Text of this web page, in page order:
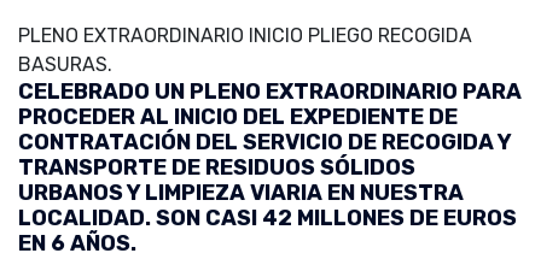
PLENO EXTRAORDINARIO INICIO PLIEGO RECOGIDA
BASURAS.
CELEBRADO UN PLENO EXTRAORDINARIO PARA
PROCEDER AL INICIO DEL EXPEDIENTE DE
CONTRATACIÓN DEL SERVICIO DE RECOGIDA Y
TRANSPORTE DE RESIDUOS SÓLIDOS
URBANOS Y LIMPIEZA VIARIA EN NUESTRA
LOCALIDAD. SON CASI 42 MILLONES DE EUROS
EN 6 AÑOS.